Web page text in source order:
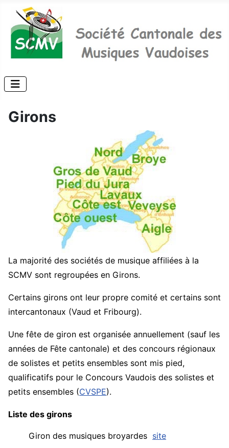
Girons
La majorité des sociétés de musique affiliées à la
SCMV sont regroupées en Girons.
Certains girons ont leur propre comité et certains sont
intercantonaux (Vaud et Fribourg).
Une fête de giron est organisée annuellement (sauf les
années de Fête cantonale) et des concours régionaux
de solistes et petits ensembles sont mis pied,
qualificatifs pour le Concours Vaudois des solistes et
petits ensembles (CVSPE).
Liste des girons
Giron des musiques broyardes site